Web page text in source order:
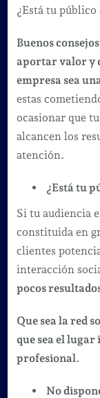
¿Está tu
Buenos
aportar valor y
empresa sea
estas
ocasionar que
alcancen los
atención.
¿Está tu
Si tu audiencia
constituida en
clientes
interacción
pocos
Que sea la red
que sea el
profesional.
No